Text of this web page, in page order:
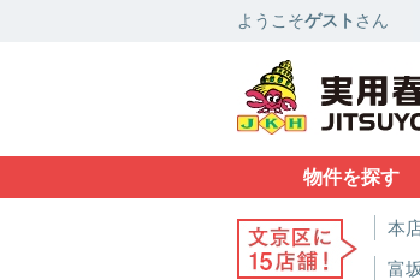
ようこそゲスト さん
物件を探す
本
富